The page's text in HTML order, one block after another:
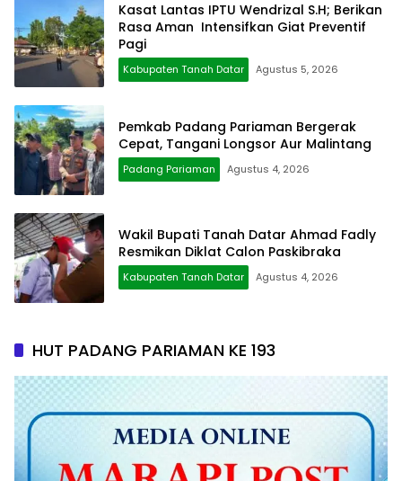
Kasat Lantas IPTU Wendrizal S.H; Berikan
Rasa Aman Intensifkan Giat Preventif
Pagi
Kabupaten Tanah Datar Agustus 5, 2026
Pemkab Padang Pariaman Bergerak
Cepat, Tangani Longsor Aur Malintang
Padang Pariaman Agustus 4, 2026
Wakil Bupati Tanah Datar Ahmad Fadly
Resmikan Diklat Calon Paskibraka
Kabupaten Tanah Datar Agustus 4, 2026
HUT PADANG PARIAMAN KE 193